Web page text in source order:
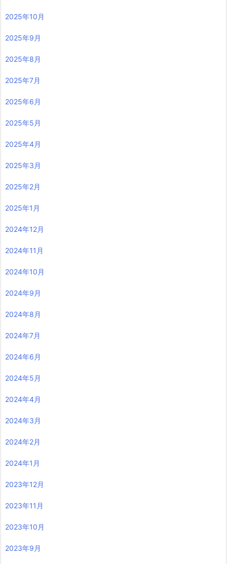
2025年10月
2025年9月
2025年8月
2025年7月
2025年6月
2025年5月
2025年4月
2025年3月
2025年2月
2025年1月
2024年12月
2024年11月
2024年10月
2024年9月
2024年8月
2024年7月
2024年6月
2024年5月
2024年4月
2024年3月
2024年2月
2024年1月
2023年12月
2023年11月
2023年10月
2023年9月